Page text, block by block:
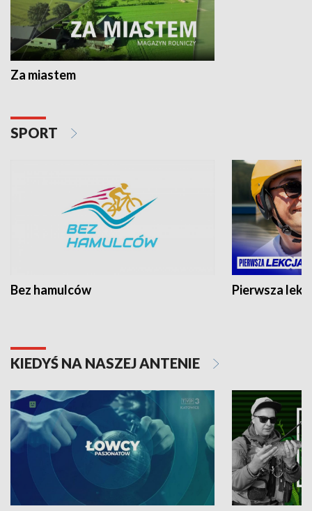
Za miastem
SPORT
Bez hamulców Pierwsza
KIEDYŚ NA NASZEJ ANTENIE